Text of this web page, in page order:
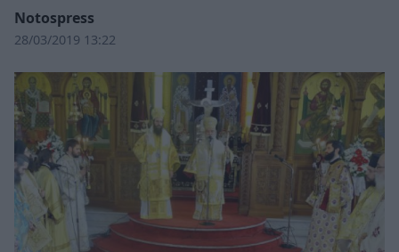
Notospress
28/03/2019 13:22